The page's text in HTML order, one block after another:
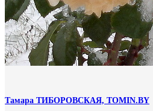
Тамара ТИБОРОВСКАЯ, TOMIN.BY